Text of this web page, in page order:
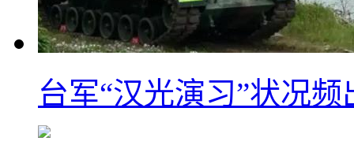
台军“汉光演习”状况